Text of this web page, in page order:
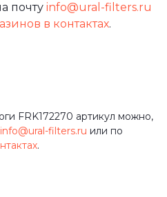
почту info@ural-filters.ru
в контактах.
FRK172270 артикул можно,
info@ural-filters.ru или по
.